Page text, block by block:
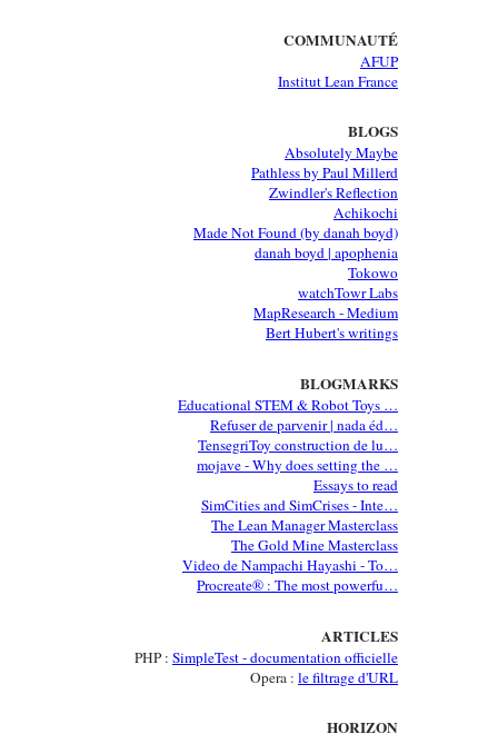
COMMUNAUTÉ
AFUP
Institut Lean France
BLOGS
Absolutely Maybe
Pathless by Paul Millerd
Zwindler's Reflection
Achikochi
Made Not Found (by danah boyd)
danah boyd | apophenia
Tokowo
watchTowr Labs
MapResearch - Medium
Bert Hubert's writings
BLOGMARKS
Educational STEM & Robot Toys …
Refuser de parvenir | nada éd…
TensegriToy construction de lu…
mojave - Why does setting the …
Essays to read
SimCities and SimCrises - Inte…
The Lean Manager Masterclass
The Gold Mine Masterclass
Video de Nampachi Hayashi - To…
Procreate® : The most powerfu…
ARTICLES
PHP : SimpleTest - documentation officielle
Opera : le filtrage d'URL
HORIZON